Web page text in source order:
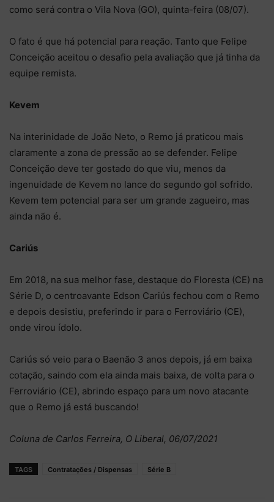
como será contra o Vila Nova (GO), quinta-feira (08/07).
O fato é que há potencial para reação. Tanto que Felipe
Conceição aceitou o desafio pela avaliação que já tinha da
equipe remista.
Kevem
Na interinidade de João Neto, o Remo já praticou mais
claramente a zona de pressão ao se defender. Felipe
Conceição deve ter gostado do que viu, menos da
ingenuidade de Kevem no lance do segundo gol sofrido.
Kevem tem potencial para ser um grande zagueiro, mas
ainda não é.
Cariús
Em 2018, na sua melhor fase, destaque do Floresta (CE) na
Série D, o centroavante Edson Cariús fechou com o Remo
e depois desistiu, preferindo ir para o Ferroviário (CE),
onde virou ídolo.
Cariús só veio para o Baenão 3 anos depois, já em baixa
cotação, saindo com ela ainda mais baixa, de volta para o
Ferroviário (CE), abrindo espaço para um novo atacante
que o Remo já está buscando!
Coluna de Carlos Ferreira, O Liberal, 06/07/2021
TAGS Contratações / Dispensas Série B